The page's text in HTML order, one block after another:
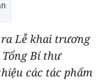
ra Lễ khai trương
Bí thư
các tác phẩm